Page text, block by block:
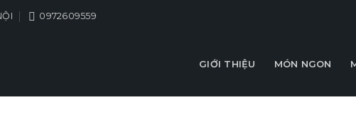
0972609559
GIỚI THIỆU MÓN NGON